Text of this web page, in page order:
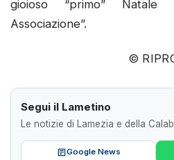
gioioso “primo” Natale
Associazione”.
©
Segui il Lametino
Le notizie di Lamezia e della
Google News